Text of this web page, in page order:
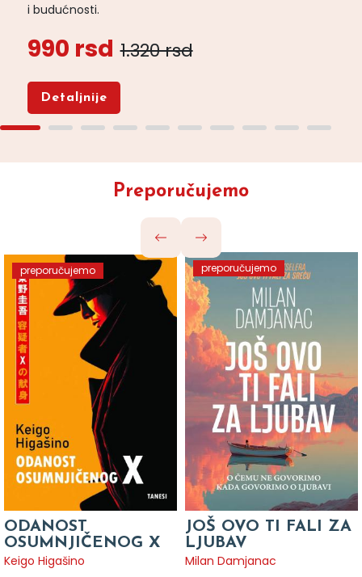
i budućnosti.
990 rsd 1.320 rsd
Detaljnije
Preporučujemo
preporučujemo
ODANOST
OSUMNJIČENOG X
Keigo Higašino
preporučujemo
JOŠ OVO TI FALI ZA
LJUBAV
Milan Damjanac